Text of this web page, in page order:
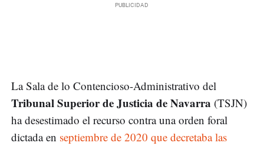
La Sala de lo Contencioso-Administrativo del
Tribunal Superior de Justicia de Navarra (TSJN)
ha desestimado el recurso contra una orden foral
dictada en septiembre de 2020 que decretaba las